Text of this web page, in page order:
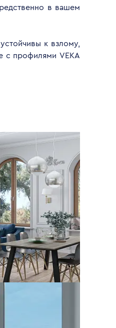
в вашем
к взлому,
с профилями VEKA